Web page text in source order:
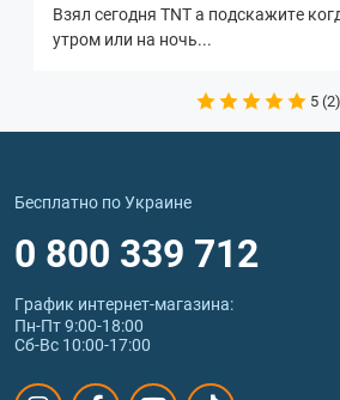
Взял сегодня TNT а подскажите
утром или на ночь...
5 (2)
Бесплатно по Украине
0 800 339 712
График интернет‑магазина:
Пн-Пт 9:00-18:00
Сб-Вс 10:00-17:00